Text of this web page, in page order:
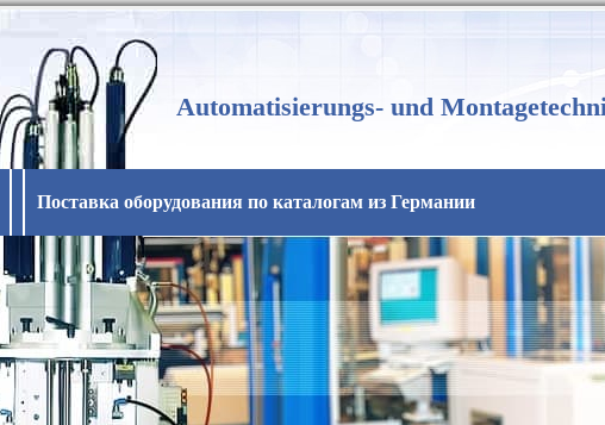
Automatisierungs- und
Поставка оборудования по каталогам из Германии